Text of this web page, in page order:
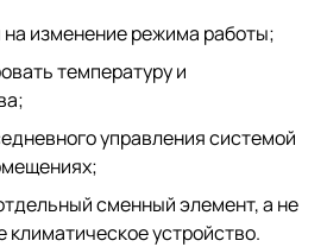
изменение режима работы;
температуру и
управления системой
сменный элемент, а не
климатическое устройство.